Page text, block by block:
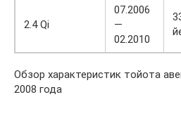
2.4 Qi
07.2006
—
02.2010
Обзор характеристик тойота
2008 года